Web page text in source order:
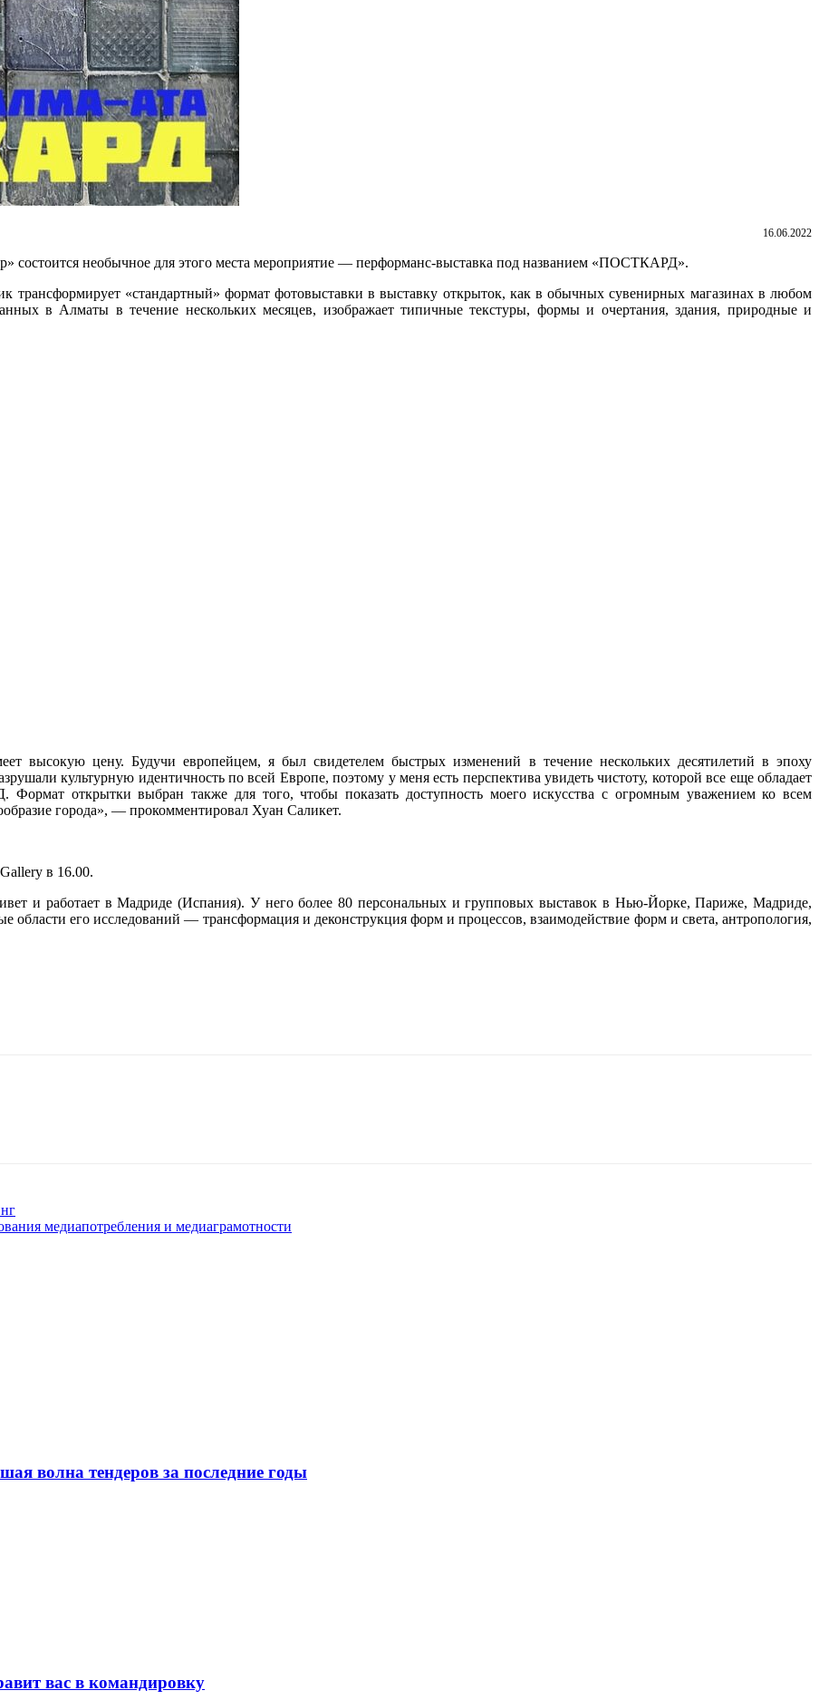
16.06.2022
состоится необычное для этого места мероприятие — перформанс-выставка под названием «ПОСТКАРД».
«стандартный» формат фотовыставки в выставку открыток, как в обычных сувенирных магазинах в любом
в Алматы в течение нескольких месяцев, изображает типичные текстуры, формы и очертания, здания, природные и
высокую цену. Будучи европейцем, я был свидетелем быстрых изменений в течение нескольких десятилетий в эпоху
культурную идентичность по всей Европе, поэтому у меня есть перспектива увидеть чистоту, которой все еще обладает
открытки выбран также для того, чтобы показать доступность моего искусства с огромным уважением ко всем
города», — прокомментировал Хуан Саликет.
в 16.00.
и работает в Мадриде (Испания). У него более 80 персональных и групповых выставок в Нью-Йорке, Париже, Мадриде,
области его исследований — трансформация и деконструкция форм и процессов, взаимодействие форм и света, антропология,
медиапотребления и медиаграмотности
волна тендеров за последние годы
вас в командировку